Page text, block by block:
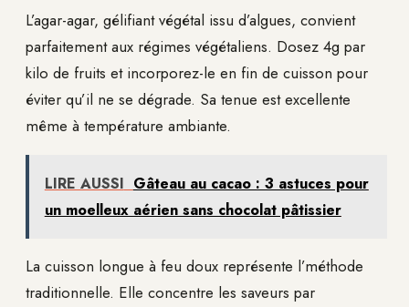
L’agar-agar, gélifiant végétal issu d’algues, convient
parfaitement aux régimes végétaliens. Dosez 4g par
kilo de fruits et incorporez-le en fin de cuisson pour
éviter qu’il ne se dégrade. Sa tenue est excellente
même à température ambiante.
LIRE AUSSI Gâteau au cacao : 3 astuces pour
un moelleux aérien sans chocolat pâtissier
La cuisson longue à feu doux représente l’méthode
traditionnelle. Elle concentre les saveurs par